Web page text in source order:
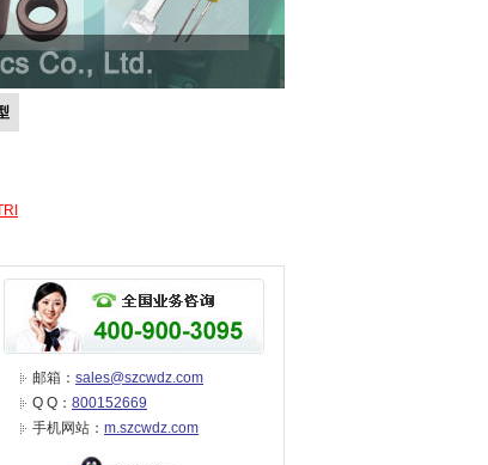
邮箱： sales@szcwdz.com
Q Q： 800152669
手机网站： m.szcwdz.com